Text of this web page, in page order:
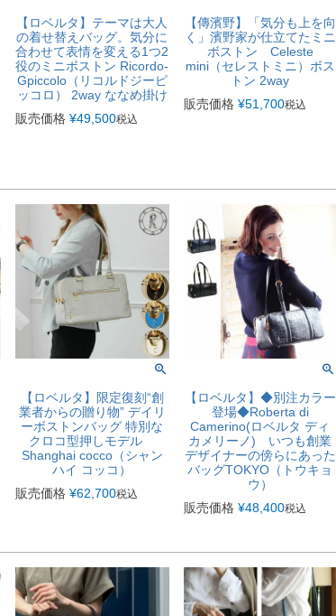
【ロベルタ】テーマは大人
の着せ替えバッグ。気分に
合わせて表情を変える1つ2
役のミニボストン Ricordo-
Gpiccolo（リコルドジーピ
ッコロ） 2way ななめ掛け
販売価格 ¥49,500税込
【傳濱野】「気分も上を向
く」濱野家が仕立てたミニ
ボストン Celeste
mini（セレストミニ）ボス
トン 2way
販売価格 ¥51,700税込
【ロベルタ】限定復刻“創
業者からの贈り物” デイリ
ーボストンバッグ 特別な
クロコ型押しモデル
Shanghai cocco（シャン
ハイ コッコ）
販売価格 ¥62,700税込
【ロベルタ】◆別注カラー
登場◆Roberta di
Camerino(ロベルタ ディ
カメリーノ) いつも創業
デザイナーの傍らにあった
バッグTOKYO（トウキョ
ウ）
販売価格 ¥48,400税込